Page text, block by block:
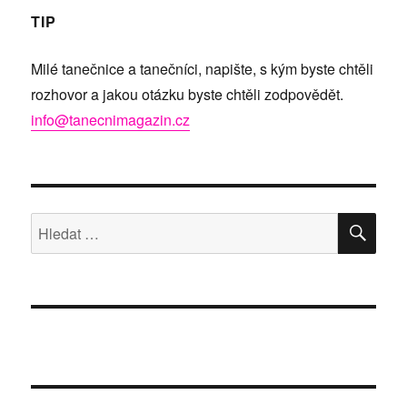
TIP
Milé tanečnice a tanečníci, napište, s kým byste chtěli
rozhovor a jakou otázku byste chtěli zodpovědět.
info@tanecnimagazin.cz
Hledat: